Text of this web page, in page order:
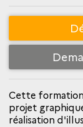
Cette formation s'adresse à toute personne dont le
projet
réalisation